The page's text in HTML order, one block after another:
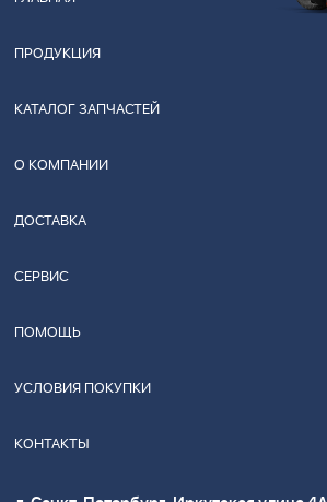
ПРОДУКЦИЯ
КАТАЛОГ ЗАПЧАСТЕЙ
О КОМПАНИИ
ДОСТАВКА
СЕРВИС
ПОМОЩЬ
УСЛОВИЯ ПОКУПКИ
КОНТАКТЫ